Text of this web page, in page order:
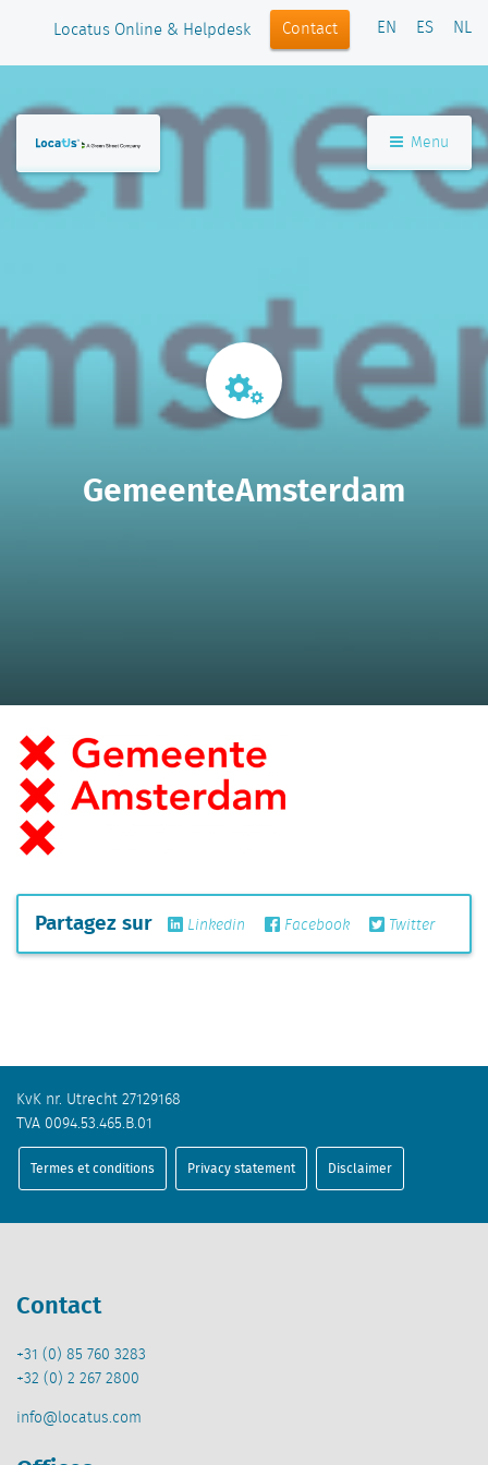
Locatus Online & Helpdesk Contact EN ES NL
Menu
GemeenteAmsterdam
Partagez sur Linkedin Facebook Twitter
KvK nr. Utrecht 27129168
TVA 0094.53.465.B.01
Termes et conditions Privacy statement Disclaimer
Contact
+31 (0) 85 760 3283
+32 (0) 2 267 2800
info@locatus.com